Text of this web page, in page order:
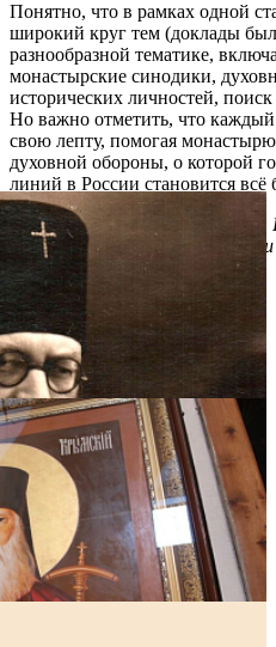
Понятно, что в рамках одной
широкий круг тем (доклады
разнообразной тематике,
монастырские синодики,
исторических личностей,
Но важно отметить, что
свою лепту, помогая
духовной обороны, о которой
линий в России становится всё
Распечатать
Фото